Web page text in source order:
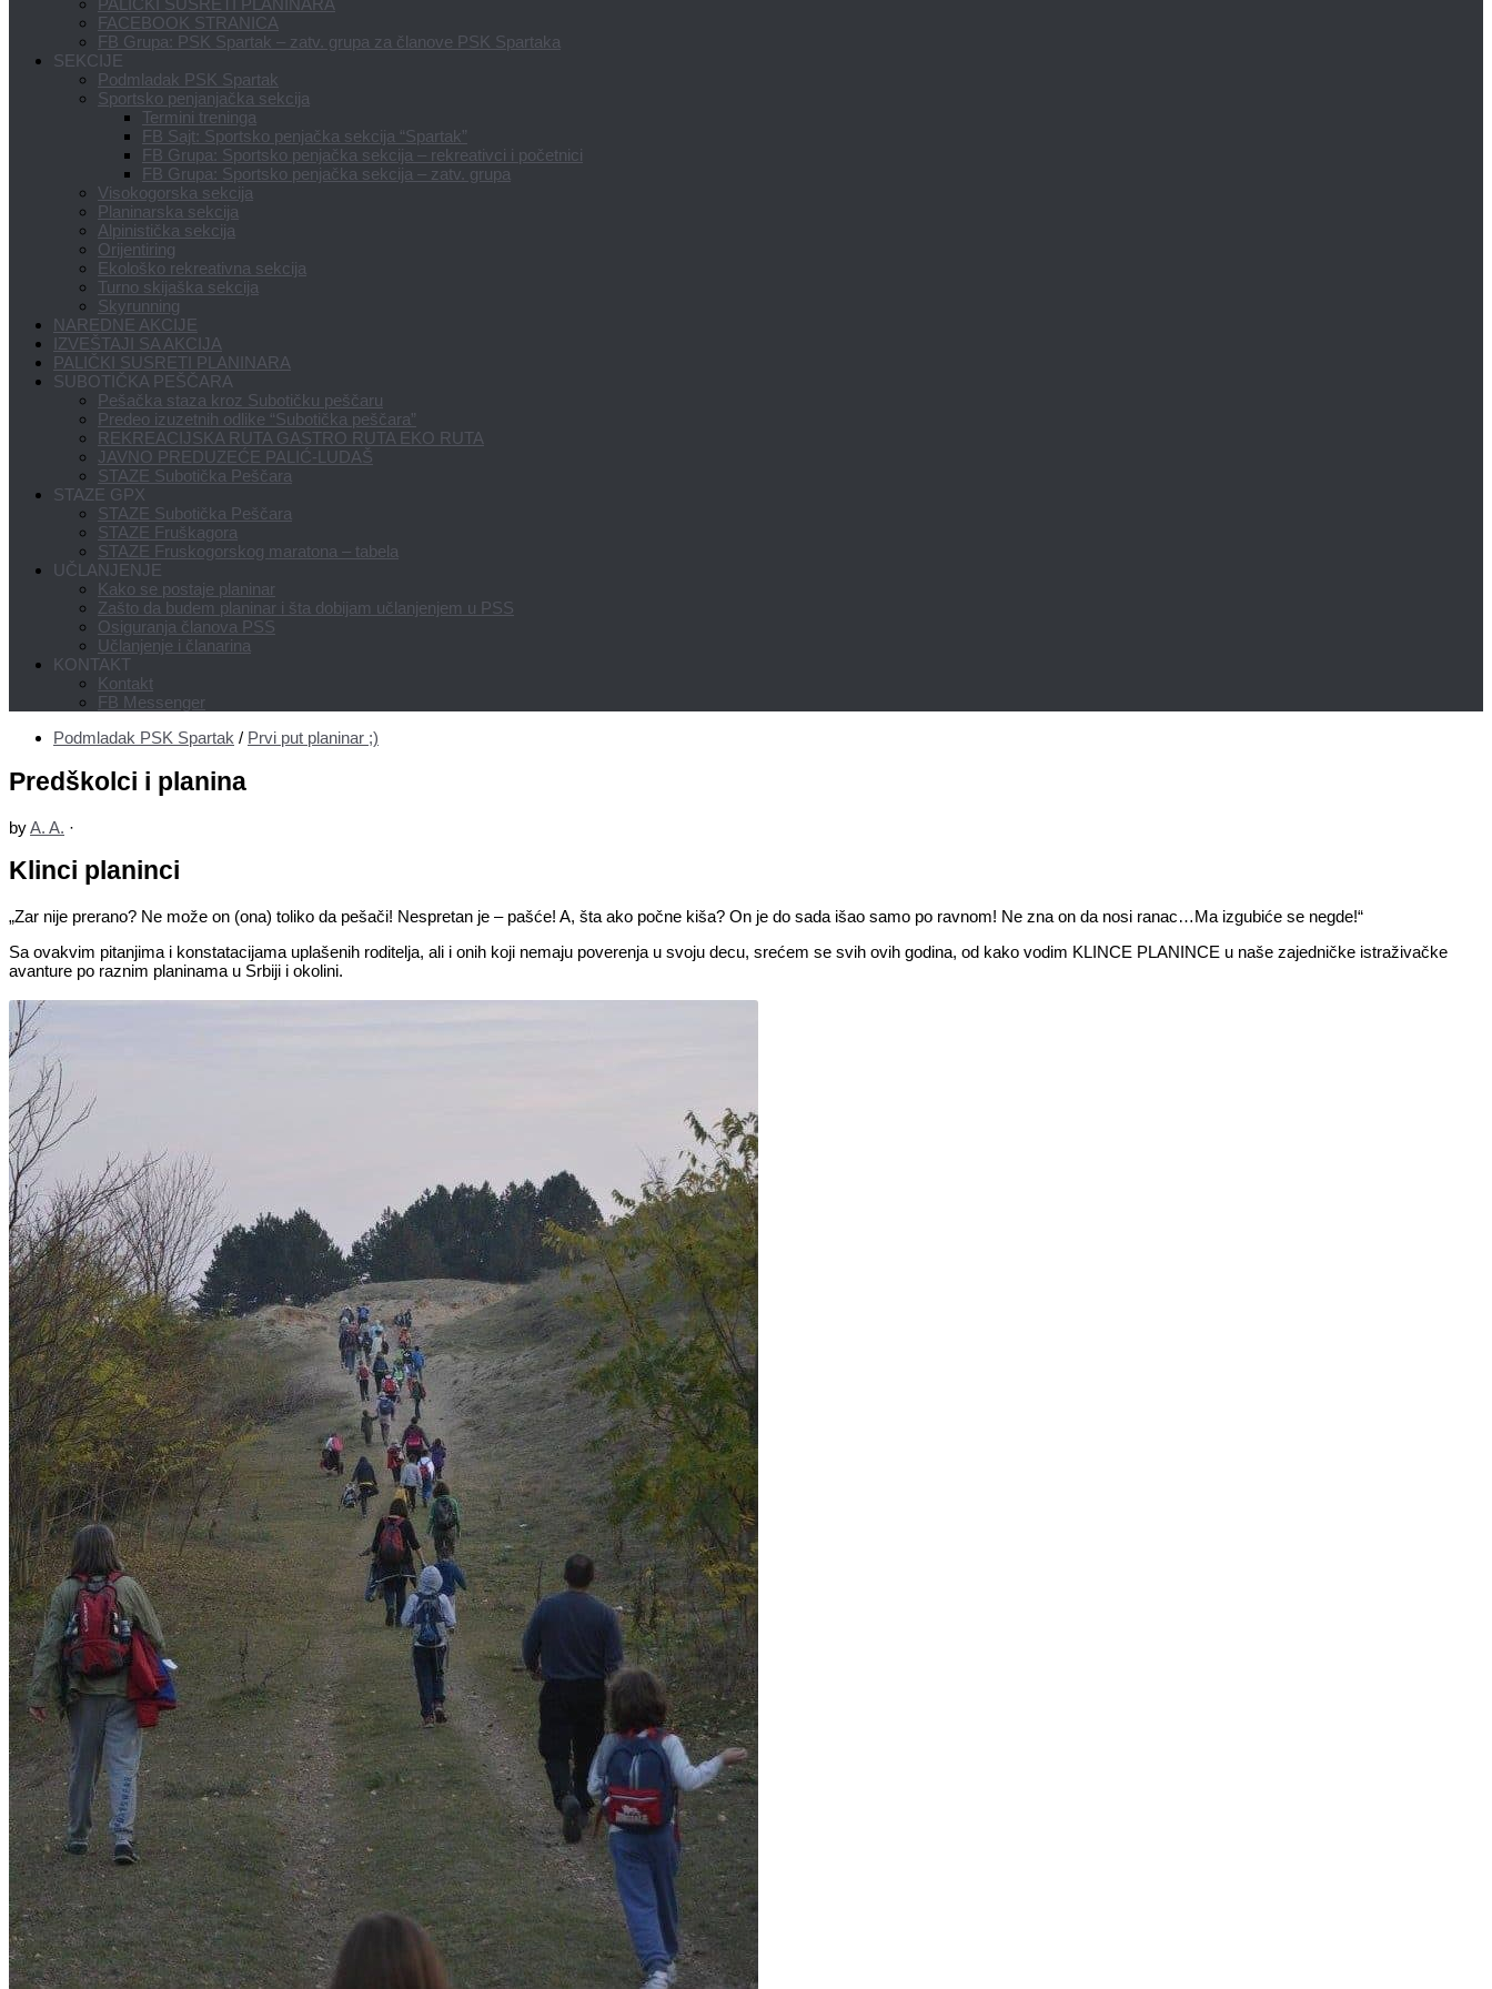
PALIČKI SUSRETI PLANINARA
FACEBOOK STRANICA
FB Grupa: PSK Spartak – zatv. grupa za članove PSK Spartaka
SEKCIJE
Podmladak PSK Spartak
Sportsko penjanjačka sekcija
Termini treninga
FB Sajt: Sportsko penjačka sekcija “Spartak”
FB Grupa: Sportsko penjačka sekcija – rekreativci i početnici
FB Grupa: Sportsko penjačka sekcija – zatv. grupa
Visokogorska sekcija
Planinarska sekcija
Alpinistička sekcija
Orijentiring
Ekološko rekreativna sekcija
Turno skijaška sekcija
Skyrunning
NAREDNE AKCIJE
IZVEŠTAJI SA AKCIJA
PALIČKI SUSRETI PLANINARA
SUBOTIČKA PEŠČARA
Pešačka staza kroz Subotičku peščaru
Predeo izuzetnih odlike “Subotička peščara”
REKREACIJSKA RUTA GASTRO RUTA EKO RUTA
JAVNO PREDUZEĆE PALIĆ-LUDAŠ
STAZE Subotička Peščara
STAZE GPX
STAZE Subotička Peščara
STAZE Fruškagora
STAZE Fruskogorskog maratona – tabela
UČLANJENJE
Kako se postaje planinar
Zašto da budem planinar i šta dobijam učlanjenjem u PSS
Osiguranja članova PSS
Učlanjenje i članarina
KONTAKT
Kontakt
FB Messenger
Podmladak PSK Spartak / Prvi put planinar ;)
Predškolci i planina
byA. A. ·
Klinci planinci
„Zar nije prerano? Ne može on (ona) toliko da pešači! Nespretan je – pašće! A, šta ako počne kiša? On je do sada išao samo po ravnom! Ne zna on da nosi ranac…Ma izgubiće se negde!“
Sa ovakvim pitanjima i konstatacijama uplašenih roditelja, ali i onih koji nemaju poverenja u svoju decu, srećem se svih ovih godina, od kako vodim KLINCE PLANINCE u naše zajedničke istraživačke
avanture po raznim planinama u Srbiji i okolini.